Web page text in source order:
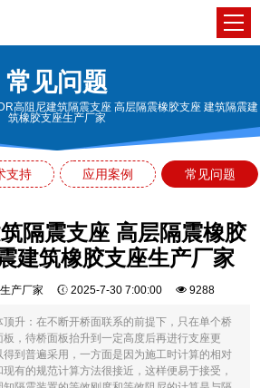
常见问题
高阻尼建筑隔震支座 高层隔震橡胶支座 建筑隔震建
筑橡胶支座生产厂家
支持 应用案例 常见问题
隔震支座 高层隔震橡胶
建筑橡胶支座生产厂家
生产厂家 2025-7-30 7:00:00 9288
顶升：在不断开桥面联系的前提下，只在单个桥
，待桥面板抬升到一定高度后再进行支座更
到普遍采用，一方面是因为施工时计算的相对
有的规范计算方法很接近，这样便易于接受，